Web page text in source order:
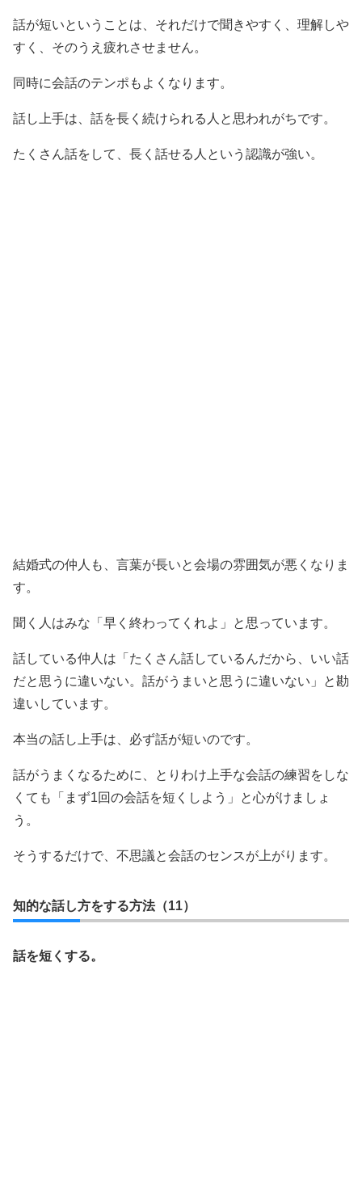
話が短いということは、それだけで聞きやすく、理解しや
すく、そのうえ疲れさせません。
同時に会話のテンポもよくなります。
話し上手は、話を長く続けられる人と思われがちです。
たくさん話をして、長く話せる人という認識が強い。
結婚式の仲人も、言葉が長いと会場の雰囲気が悪くなりま
す。
聞く人はみな「早く終わってくれよ」と思っています。
話している仲人は「たくさん話しているんだから、いい話
だと思うに違いない。話がうまいと思うに違いない」と勘
違いしています。
本当の話し上手は、必ず話が短いのです。
話がうまくなるために、とりわけ上手な会話の練習をしな
くても「まず1回の会話を短くしよう」と心がけましょ
う。
そうするだけで、不思議と会話のセンスが上がります。
知的な話し方をする方法（11）
話を短くする。